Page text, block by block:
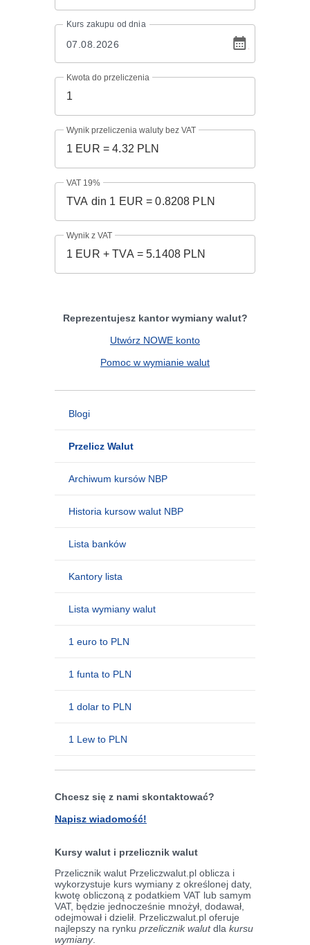
Kurs zakupu od dnia
Kwota do przeliczenia
Wynik przeliczenia waluty bez VAT
VAT 19%
Wynik z VAT
Reprezentujesz kantor wymiany walut?
Utwórz NOWE konto
Pomoc w wymianie walut
Blogi
Przelicz Walut
Archiwum kursów NBP
Historia kursow walut NBP
Lista banków
Kantory lista
Lista wymiany walut
1 euro to PLN
1 funta to PLN
1 dolar to PLN
1 Lew to PLN
Chcesz się z nami skontaktować?
Napisz wiadomość!
Kursy walut i przelicznik walut
Przelicznik walut Przeliczwalut.pl oblicza i
wykorzystuje kurs wymiany z określonej daty,
kwotę obliczoną z podatkiem VAT lub samym
VAT, będzie jednocześnie mnożył, dodawał,
odejmował i dzielił. Przeliczwalut.pl oferuje
najlepszy na rynku przelicznik walutdla kursu
wymiany.